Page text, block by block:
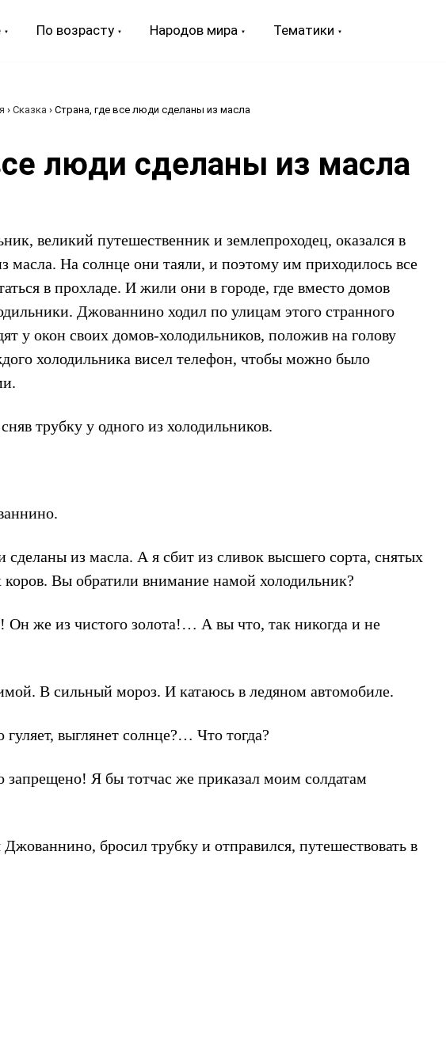
По возрасту Народов мира Тематики
› Сказка › Страна, где все люди сделаны из масла
люди сделаны из масла
великий путешественник и землепроходец, оказался в
масла. На солнце они таяли, и поэтому им приходилось все
в прохладе. И жили они в городе, где вместо домов
Джованнино ходил по улицам этого странного
у окон своих домов-холодильников, положив на голову
холодильника висел телефон, чтобы можно было
трубку у одного из холодильников.
из масла. А я сбит из сливок высшего сорта, снятых
Вы обратили внимание намой холодильник?
Он же из чистого золота!… А вы что, так никогда и не
В сильный мороз. И катаюсь в ледяном автомобиле.
выглянет солнце?… Что тогда?
Я бы тотчас же приказал моим солдатам
бросил трубку и отправился, путешествовать в